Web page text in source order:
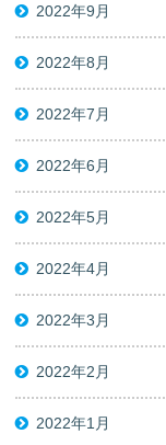
2022年9月
2022年8月
2022年7月
2022年6月
2022年5月
2022年4月
2022年3月
2022年2月
2022年1月